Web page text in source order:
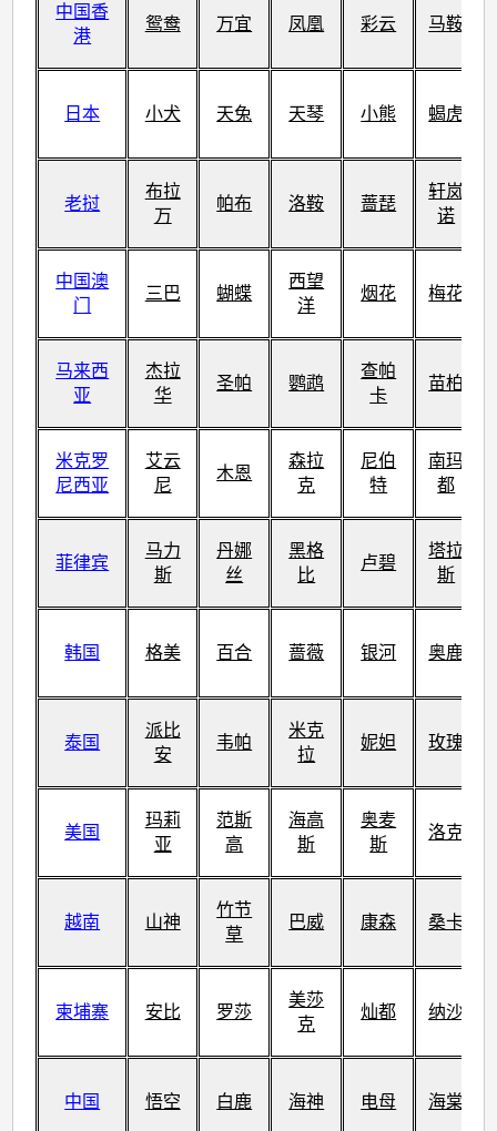
中国香
港
鸳鸯 万宜 凤凰 彩云 马鞍
日本 小犬 天兔 天琴 小熊 蝎虎
老挝
布拉
万
帕布 洛鞍 蔷琵
轩岚
诺
中国澳
门
三巴 蝴蝶
西望
洋
烟花 梅花
马来西
亚
杰拉
华
圣帕 鹦鹉
查帕
卡
苗柏
米克罗
尼西亚
艾云
尼
木恩
森拉
克
尼伯
特
南玛
都
菲律宾
马力
斯
丹娜
丝
黑格
比
卢碧
塔拉
斯
韩国 格美 百合 蔷薇 银河 奥鹿
泰国
派比
安
韦帕
米克
拉
妮妲 玫瑰
美国
玛莉
亚
范斯
高
海高
斯
奥麦
斯
洛克
越南 山神
竹节
草
巴威 康森 桑卡
柬埔寨 安比 罗莎
美莎
克
灿都 纳沙
中国 悟空 白鹿 海神 电母 海棠